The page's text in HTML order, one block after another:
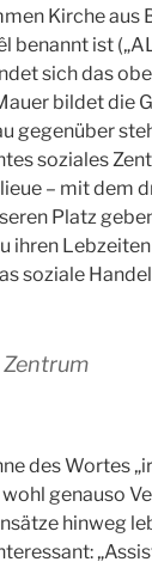
Kirche aus
benannt ist
sich das
bildet die
gegenüber
soziales
– mit dem
Platz
ihren
soziale
Zentrum
des Wortes
genauso
hinweg